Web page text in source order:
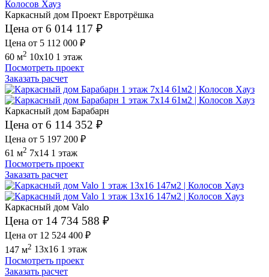
Каркасный дом Проект Евротрёшка
Цена от 6 014 117 ₽
Цена от 5 112 000 ₽
60 м2 10x10 1 этаж
Посмотреть проект
Заказать расчет
Каркасный дом Барабарн
Цена от 6 114 352 ₽
Цена от 5 197 200 ₽
61 м2 7x14 1 этаж
Посмотреть проект
Заказать расчет
Каркасный дом Valo
Цена от 14 734 588 ₽
Цена от 12 524 400 ₽
147 м2 13x16 1 этаж
Посмотреть проект
Заказать расчет